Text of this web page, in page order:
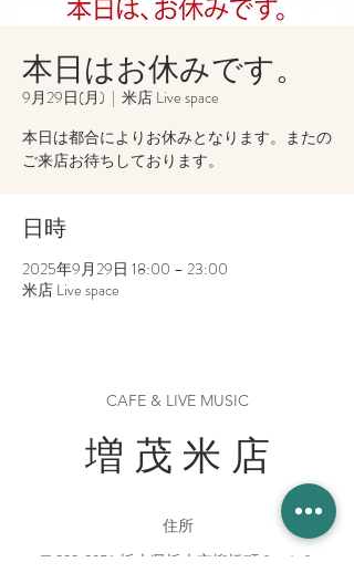
本日はお休みです。
9月29日(月)
  |
米店 Live space
本日は都合によりお休みとなります。またの
ご来店お待ちしております。
日時
2025年9月29日 18:00 – 23:00
米店 Live space
CAFE & LIVE MUSIC
増 茂 米 店
住所
〒328-0051 栃木県栃木市柳橋町２−１３